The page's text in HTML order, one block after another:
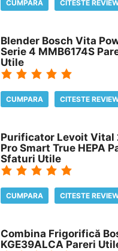
CUMPARA CITESTE
Blender Bosch Vita
Serie 4 MMB6174S
Utile
CUMPARA CITESTE
Purificator Levoit Vital
Pro Smart True HEPA
Sfaturi Utile
CUMPARA CITESTE
Combina Frigorifică
KGE39ALCA Pareri